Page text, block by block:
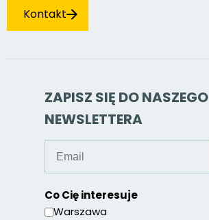
Kontakt
ZAPISZ SIĘ DO NASZEGO
NEWSLETTERA
Co Cię interesuje
Warszawa